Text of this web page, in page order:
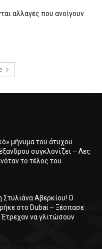
αλλαγές που ανοίγουν
μήνυμα του άτυχου
συγκλονίζει – Λες
το τέλος του
Στυλιάνα Αβερκίου! Ο
στο Dubai – Ξέσπασε
να γλιτώσουν